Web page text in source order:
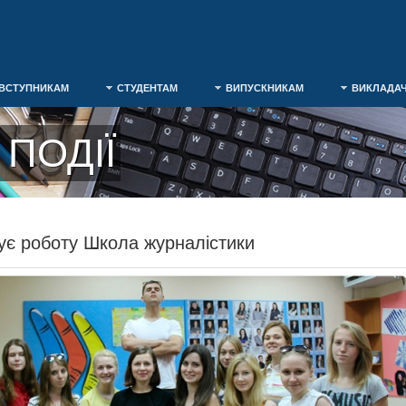
СТУДЕНТАМ ВИПУСКНИКАМ
роботу Школа журналістики